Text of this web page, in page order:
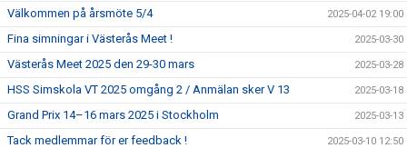
Välkommen på årsmöte 5/4 2025-04-02 19:00
Fina simningar i Västerås Meet ! 2025-03-30
Västerås Meet 2025 den 29-30 mars 2025-03-28
HSS Simskola VT 2025 omgång 2 / Anmälan sker V 13 2025-03-18
Grand Prix 14–16 mars 2025 i Stockholm 2025-03-13
Tack medlemmar för er feedback ! 2025-03-10 12:50